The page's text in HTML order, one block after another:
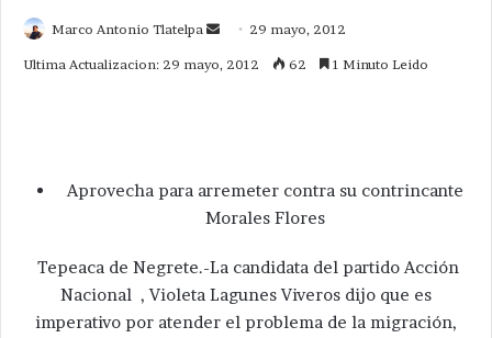
Marco Antonio Tlatelpa
Send 29 mayo, 2012
Ultima Actualizacion: 29 mayo, 2012 62 1 Minuto Leido
Aprovecha para arremeter contra su contrincante
Morales Flores
Tepeaca de Negrete.-La candidata del partido Acción
Nacional , Violeta Lagunes Viveros dijo que es
imperativo por atender el problema de la migración,